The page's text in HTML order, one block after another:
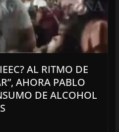
AL RITMO DE
AHORA PABLO
DE ALCOHOL